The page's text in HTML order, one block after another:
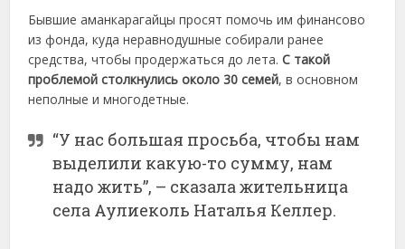
Бывшие аманкарагайцы просят помочь им финансово
из фонда, куда неравнодушные собирали ранее
средства, чтобы продержаться до лета.С такой
проблемой столкнулись около 30 семей, в основном
неполные и многодетные.
“У нас большая просьба, чтобы нам
выделили какую-то сумму, нам
надо жить”, – сказала жительница
села Аулиеколь Наталья Келлер.